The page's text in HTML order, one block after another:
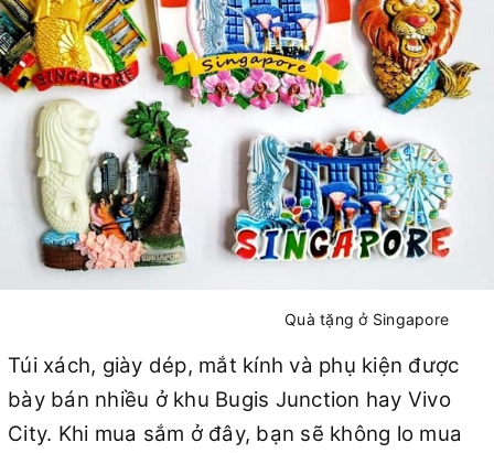
Quà tặng ở Singapore
Túi xách, giày dép, mắt kính và phụ kiện được
bày bán nhiều ở khu Bugis Junction hay Vivo
City. Khi mua sắm ở đây, bạn sẽ không lo mua